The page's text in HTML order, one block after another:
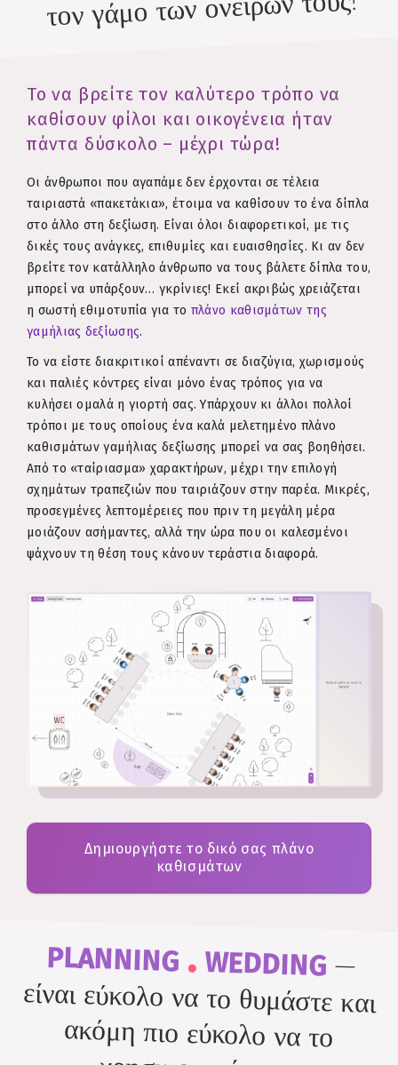
Το να βρείτε τον καλύτερο τρόπο να
καθίσουν φίλοι και οικογένεια ήταν
πάντα δύσκολο – μέχρι τώρα!
Οι άνθρωποι που αγαπάμε δεν έρχονται σε τέλεια
ταιριαστά «πακετάκια», έτοιμα να καθίσουν το ένα δίπλα
στο άλλο στη δεξίωση. Είναι όλοι διαφορετικοί, με τις
δικές τους ανάγκες, επιθυμίες και ευαισθησίες. Κι αν δεν
βρείτε τον κατάλληλο άνθρωπο να τους βάλετε δίπλα του,
μπορεί να υπάρξουν… γκρίνιες! Εκεί ακριβώς χρειάζεται
η σωστή εθιμοτυπία για το πλάνο καθισμάτων της
γαμήλιας δεξίωσης.
Το να είστε διακριτικοί απέναντι σε διαζύγια, χωρισμούς
και παλιές κόντρες είναι μόνο ένας τρόπος για να
κυλήσει ομαλά η γιορτή σας. Υπάρχουν κι άλλοι πολλοί
τρόποι με τους οποίους ένα καλά μελετημένο πλάνο
καθισμάτων γαμήλιας δεξίωσης μπορεί να σας βοηθήσει.
Από το «ταίριασμα» χαρακτήρων, μέχρι την επιλογή
σχημάτων τραπεζιών που ταιριάζουν στην παρέα. Μικρές,
προσεγμένες λεπτομέρειες που πριν τη μεγάλη μέρα
μοιάζουν ασήμαντες, αλλά την ώρα που οι καλεσμένοι
ψάχνουν τη θέση τους κάνουν τεράστια διαφορά.
Δημιουργήστε το δικό σας πλάνο
καθισμάτων
PLANNING . WEDDING—
είναι εύκολο να το θυμάστε και
ακόμη πιο εύκολο να το